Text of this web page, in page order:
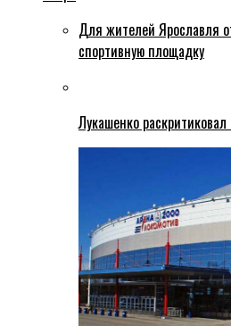
Для жителей Ярославля
спортивную площадку
Лукашенко